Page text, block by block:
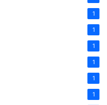
1
1
1
1
1
1